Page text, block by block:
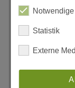
und
Rohmaterial
ist nicht zu
Statistik
Externe